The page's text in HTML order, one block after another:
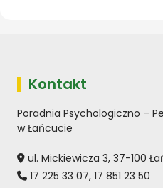
Kontakt
Poradnia Psychologiczno –
w Łańcucie
ul. Mickiewicza 3, 37-100
17 225 33 07, 17 851 23 50